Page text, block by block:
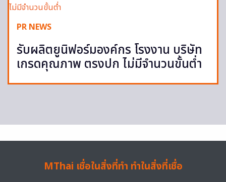
PR NEWS
รับผลิตยูนิฟอร์มองค์กร โรงงาน บริษัท
เกรดคุณภาพ ตรงปก ไม่มีจำนวนขั้นต่ำ
MThai เชื่อในสิ่งที่ทำ ทำในสิ่งที่เชื่อ